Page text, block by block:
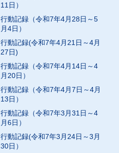
11日）
行動記録（令和7年4月28日～5
月4日）
行動記録(令和7年4月21日～4月
27日)
行動記録（令和7年4月14日～4
月20日）
行動記録（令和7年4月7日～4月
13日）
行動記録（令和7年3月31日～4
月6日）
行動記録(令和7年3月24日～3月
30日）